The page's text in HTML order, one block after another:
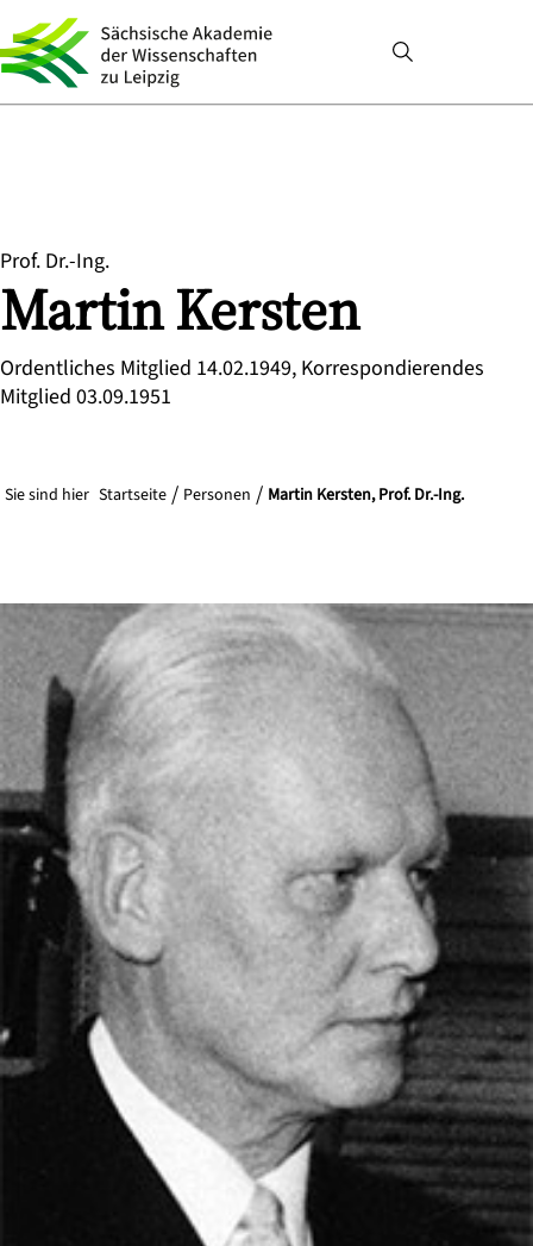
Prof. Dr.-Ing.
MartinKersten
Ordentliches Mitglied 14.02.1949, Korrespondierendes
Mitglied 03.09.1951
Sie sind hier Startseite Personen Martin Kersten, Prof. Dr.-Ing.